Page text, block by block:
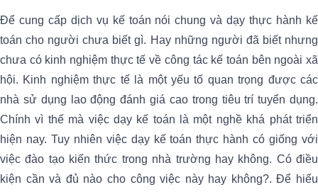
Để cung cấp dịch vụ kế toán nói chung và dạy thực hành kế
toán cho người chưa biết gì. Hay những người đã biết nhưng
chưa có kinh nghiệm thực tế về công tác kế toán bên ngoài xã
hội. Kinh nghiệm thực tế là một yếu tố quan trọng được các
nhà sử dụng lao động đánh giá cao trong tiêu trí tuyển dụng.
Chính vì thế mà việc dạy kế toán là một nghề khá phát triển
hiện nay. Tuy nhiên việc dạy kế toán thực hành có giống với
việc đào tạo kiến thức trong nhà trường hay không. Có điều
kiện cần và đủ nào cho công việc này hay không?. Để hiểu